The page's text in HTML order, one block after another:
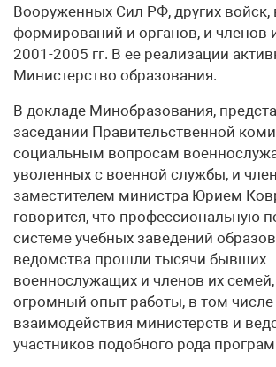
Вооруженных Сил РФ, других войск,
формирований и органов, и членов
2001-2005 гг. В ее реализации
Министерство образования.
В докладе Минобразования,
заседании Правительственной
социальным вопросам
уволенных с военной службы, и
заместителем министра Юрием
говорится, что профессиональную
системе учебных заведений
ведомства прошли тысячи бывших
военнослужащих и членов их
огромный опыт работы, в том числе
взаимодействия министерств и
участников подобного рода